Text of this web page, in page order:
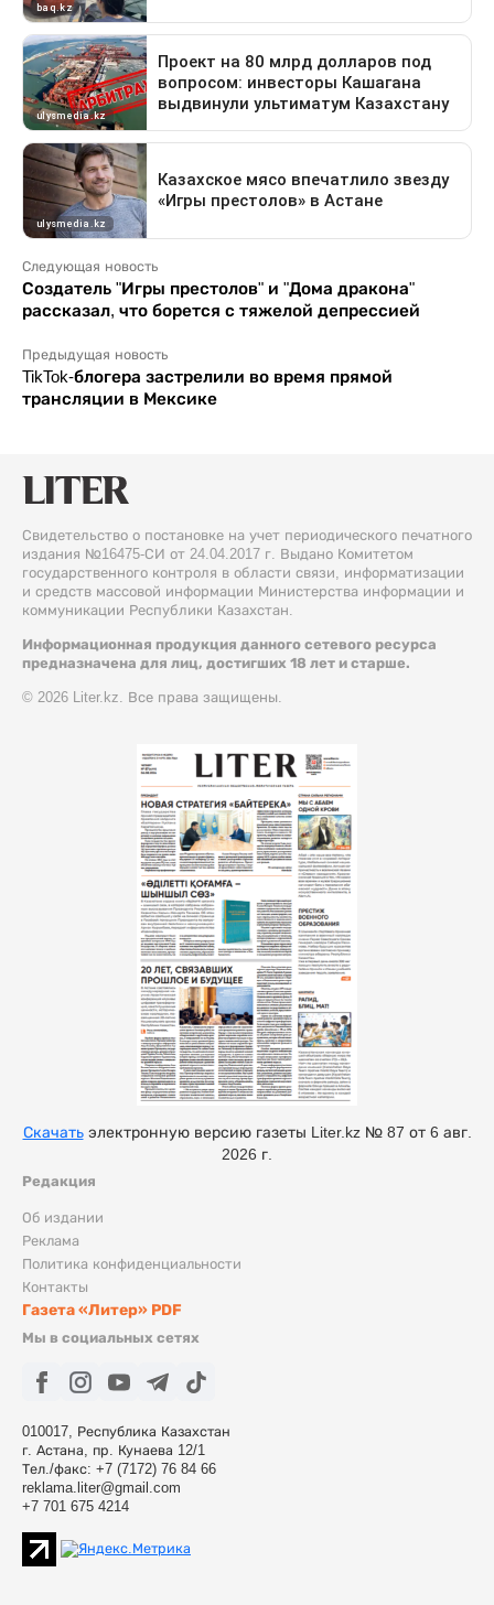
Следующая новость
Создатель "Игры престолов" и "Дома дракона"
рассказал, что борется с тяжелой депрессией
Предыдущая новость
TikTok-блогера застрелили во время прямой
трансляции в Мексике
Свидетельство о постановке на учет периодического печатного
издания №16475-СИ от 24.04.2017 г. Выдано Комитетом
государственного контроля в области связи, информатизации
и средств массовой информации Министерства информации и
коммуникации Республики Казахстан.
Информационная продукция данного сетевого ресурса
предназначена для лиц, достигших 18 лет и старше.
© 2026 Liter.kz. Все права защищены.
Редакция
Об издании
Реклама
Политика конфиденциальности
Контакты
Газета «Литер» PDF
Мы в социальных сетях
010017, Республика Казахстан
г. Астана, пр. Кунаева 12/1
Тел./факс: +7 (7172) 76 84 66
reklama.liter@gmail.com
+7 701 675 4214
Скачатьэлектронную версию газеты Liter.kz № 87 от 6 авг.
2026 г.